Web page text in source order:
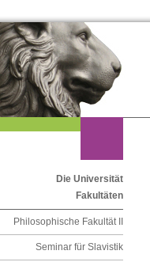
Die Universität
Fakultäten
Philosophische Fakultät II
Seminar für Slavistik